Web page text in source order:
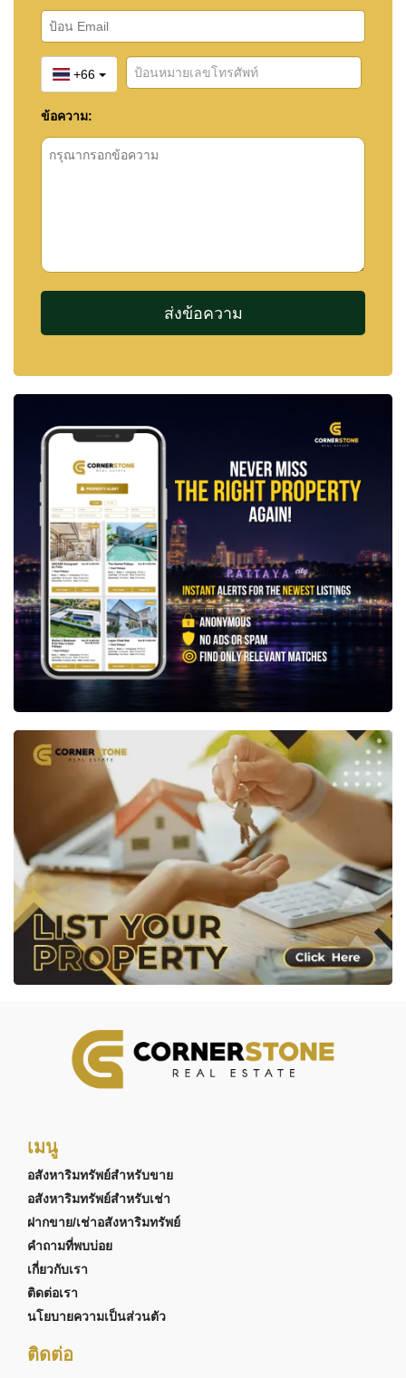
+66
ข้อความ:
เมนู
อสังหาริมทรัพย์สำหรับขาย
อสังหาริมทรัพย์สำหรับเช่า
ฝากขาย/เช่าอสังหาริมทรัพย์
คำถามที่พบบ่อย
เกี่ยวกับเรา
ติดต่อเรา
นโยบายความเป็นส่วนตัว
ติดต่อ